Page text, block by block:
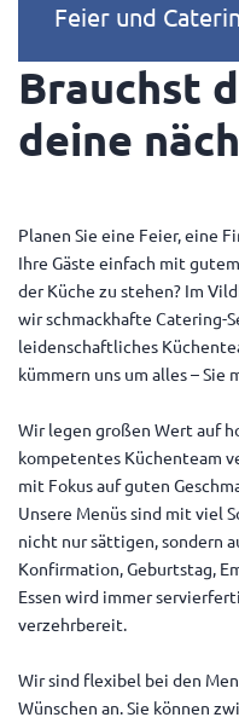
Feier und
Brauchst
deine
Planen Sie eine Feier, eine
Ihre Gäste einfach mit
der Küche zu stehen? Im
wir schmackhafte Catering-
leidenschaftliches
kümmern uns um alles – Sie
Wir legen großen Wert auf
kompetentes Küchenteam
mit Fokus auf guten
Unsere Menüs sind mit viel
nicht nur sättigen, sondern
Konfirmation, Geburtstag,
Essen wird immer
verzehrbereit.
Wir sind flexibel bei den
Wünschen an. Sie können